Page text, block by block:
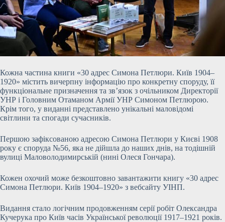
Кожна частина книги «30 адрес Симона Петлюри. Київ 1904–
1920» містить вичерпну інформацію про конкретну спо­руду, її
функціональне призначення та зв’язок з очільником Директорії
УНР і Головним Отаманом Армії УНР Симоном Петлюрою.
Крім того, у виданні представлено унікальні маловідомі
світлини та спогади сучасників.
Першою зафіксованою адресою Симона Петлюри у Києві 1908
року є спо­руда №56, яка не дійшла до наших днів, на тодішній
вулиці Маловолодимирській (нині Олеся Гончара).
Кожен охочий може безкоштовно завантажити книгу «30 адрес
Симона Петлюри. Київ 1904–1920» з вебсайту УІНП.
Видання стало логічним продовженням серії робіт Олександра
Кучерука про Київ часів Української революції 1917–1921 років.